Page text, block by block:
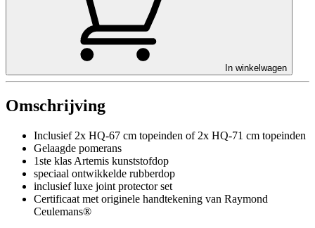
In winkelwagen
Omschrijving
Inclusief 2x HQ-67 cm topeinden of 2x HQ-71 cm topeinden
Gelaagde pomerans
1ste klas Artemis kunststofdop
speciaal ontwikkelde rubberdop
inclusief luxe joint protector set
Certificaat met originele handtekening van Raymond
Ceulemans®